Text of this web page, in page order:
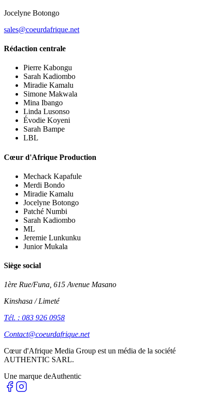
Jocelyne Botongo
sales@coeurdafrique.net
Rédaction centrale
Pierre Kabongu
Sarah Kadiombo
Miradie Kamalu
Simone Makwala
Mina Ibango
Linda Lusonso
Évodie Koyeni
Sarah Bampe
LBL
Cœur d'Afrique Production
Mechack Kapafule
Merdi Bondo
Miradie Kamalu
Jocelyne Botongo
Patché Numbi
Sarah Kadiombo
ML
Jeremie Lunkunku
Junior Mukala
Siège social
1ère Rue/Funa, 615 Avenue Masano
Kinshasa / Limeté
Tél. : 083 926 0958
Contact@coeurdafrique.net
Cœur d'Afrique Media Group est un média de la société
AUTHENTIC SARL.
Une marque deAuthentic